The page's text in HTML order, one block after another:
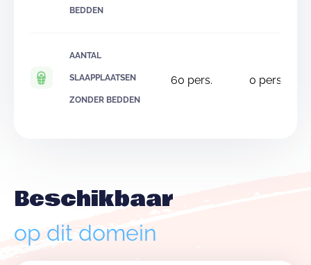
BEDDEN
AANTAL
SLAAPPLAATSEN
ZONDER BEDDEN
60 pers. 0 pers.
Beschikbaar
op dit domein